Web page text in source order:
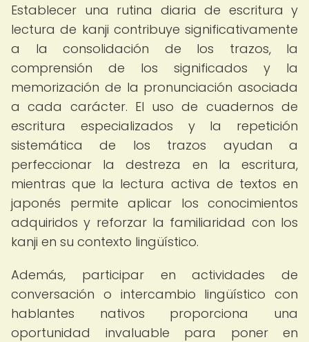
Establecer una rutina diaria de escritura y
lectura de kanji contribuye significativamente
a la consolidación de los trazos, la
comprensión de los significados y la
memorización de la pronunciación asociada
a cada carácter. El uso de cuadernos de
escritura especializados y la repetición
sistemática de los trazos ayudan a
perfeccionar la destreza en la escritura,
mientras que la lectura activa de textos en
japonés permite aplicar los conocimientos
adquiridos y reforzar la familiaridad con los
kanji en su contexto lingüístico.
Además, participar en actividades de
conversación o intercambio lingüístico con
hablantes nativos proporciona una
oportunidad invaluable para poner en